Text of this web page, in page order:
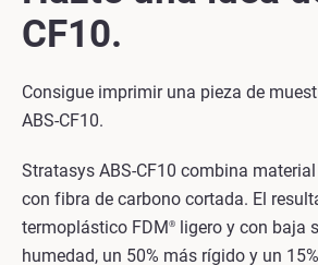
CF10.
Consigue imprimir una pieza de
ABS-CF10.
Stratasys ABS-CF10 combina
con fibra de carbono cortada. El
termoplástico FDM® ligero y con baja
humedad, un 50% más rígido y un